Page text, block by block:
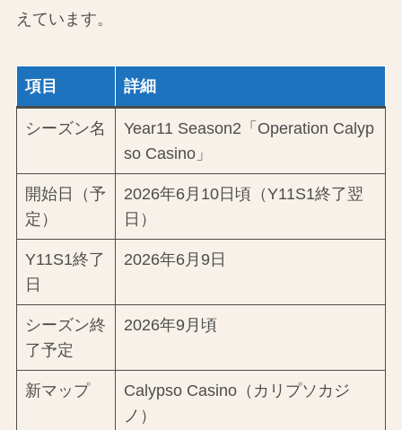
えています。
項目 詳細
シーズン名
Year11 Season2「Operation Calyp
so Casino」
開始日（予
定）
2026年6月10日頃（Y11S1終了翌
日）
Y11S1終了
日
2026年6月9日
シーズン終
了予定
2026年9月頃
新マップ
Calypso Casino（カリプソカジ
ノ）